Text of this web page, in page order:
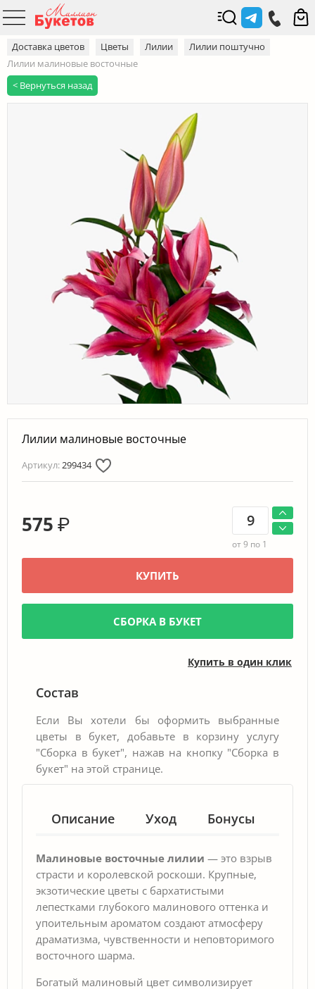
Доставка цветов Цветы Лилии
Лилии поштучно
Лилии малиновые восточные
< Вернуться назад
Лилии малиновые восточные
Артикул: 299434
575 ₽
от 9 по 1
КУПИТЬ
СБОРКА В БУКЕТ
Купить в один клик
Состав
Если Вы хотели бы оформить выбранные
цветы в букет, добавьте в корзину услугу
"Сборка в букет", нажав на кнопку "Сборка в
букет" на этой странице.
Описание Уход Бонусы
Малиновые восточные лилии — это взрыв
страсти и королевской роскоши. Крупные,
экзотические цветы с бархатистыми
лепестками глубокого малинового оттенка и
упоительным ароматом создают атмосферу
драматизма, чувственности и неповторимого
восточного шарма.
Богатый малиновый цвет символизирует